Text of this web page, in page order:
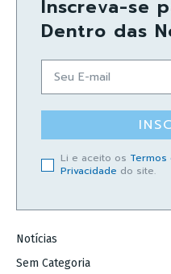
Inscreva-se
Dentro das
Li e aceito os Termos
Privacidade do site.
Notícias
Sem Categoria